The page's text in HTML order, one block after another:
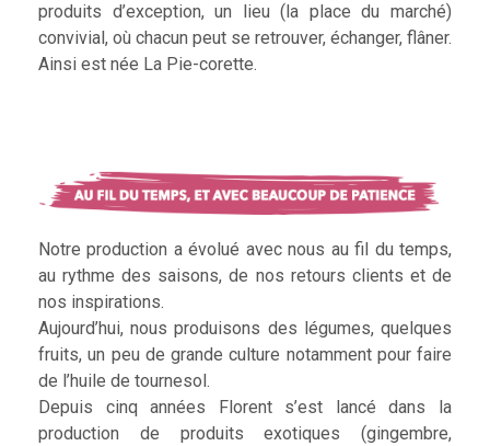
produits d’exception, un lieu (la place du marché)
convivial, où chacun peut se retrouver, échanger, flâner.
Ainsi est née La Pie-corette.
Notre production a évolué avec nous au fil du temps,
au rythme des saisons, de nos retours clients et de
nos inspirations.
Aujourd’hui, nous produisons des légumes, quelques
fruits, un peu de grande culture notamment pour faire
de l’huile de tournesol.
Depuis cinq années Florent s’est lancé dans la
production de produits exotiques (gingembre,